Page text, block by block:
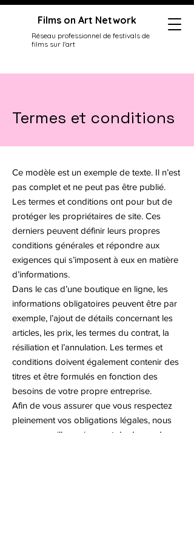
Films on Art Network
Réseau professionnel de festivals de
films sur l'art
Termes et conditions
Ce modèle est un exemple de texte. Il n’est
pas complet et ne peut pas être publié.
Les termes et conditions ont pour but de
protéger les propriétaires de site. Ces
derniers peuvent définir leurs propres
conditions générales et répondre aux
exigences qui s’imposent à eux en matière
d’informations.
Dans le cas d’une boutique en ligne, les
informations obligatoires peuvent être par
exemple, l’ajout de détails concernant les
articles, les prix, les termes du contrat, la
résiliation et l’annulation. Les termes et
conditions doivent également contenir des
titres et être formulés en fonction des
besoins de votre propre entreprise.
Afin de vous assurer que vous respectez
pleinement vos obligations légales, nous
vous conseillons vivement de demander